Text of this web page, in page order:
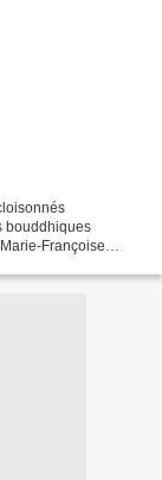
bouddhiques
Françoise